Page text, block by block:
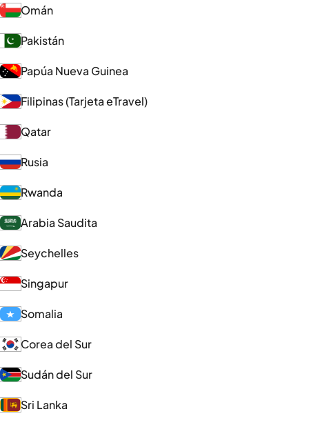
Omán
Pakistán
Papúa Nueva Guinea
Filipinas (Tarjeta eTravel)
Qatar
Rusia
Rwanda
Arabia Saudita
Seychelles
Singapur
Somalia
Corea del Sur
Sudán del Sur
Sri Lanka